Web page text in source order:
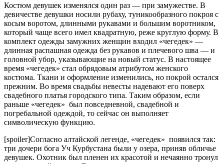
Костюм девушек изменялся один раз — при замужестве. В
девичестве девушки носили рубаху, туникообразного покроя с
косым воротом, длинными рукавами и большим воротником,
который чаще всего имел квадратную, реже круглую форму. В
комплект одежды замужних женщин входил «чегедек» —
длинная распашная одежда без рукавов и плечевого шва — и
головной убор, указывающие на новый статус. В настоящее
время «чегедек» стал обрядовым атрибутом женского
костюма. Ткани и оформление изменились, но покрой остался
прежним. Во время свадьбы невесты надевают его поверх
свадебного платья городского типа. Таким образом, если
раньше «чегедек» был повседневной, свадебной и
погребальной одеждой, то сейчас он выполняет
символическую функцию.
[spoiler]Согласно алтайской легенде, «чегедек» появился так:
три дочери бога Уч Курбустана были у озера, приняв обличье
девушек. Охотник был пленен их красотой и нечаянно тронул